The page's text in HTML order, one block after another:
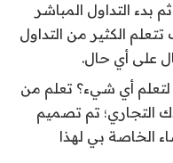
بدء التداول المباشر
الكثير من التداول
على أي حال.
أي شيء؟ تعلم من
التجاري؛ تم تصميم
الخاصة بي لهذا